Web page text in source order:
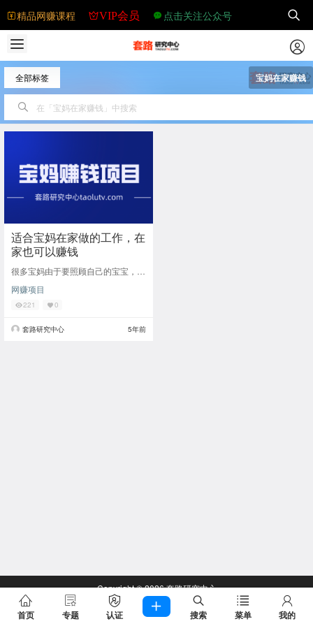
精品网赚课程 VIP会员 点击关注公众号
全部标签 宝妈在家赚钱
适合宝妈在家做的工作，在
家也可以赚钱
很多宝妈由于要照顾自己的宝宝，导
各位宝妈在家做的呢？下面小编找了
一些适合宝妈在
网赚项目
221 0
套路研究中心 5年前
Copyright © 2026套路研究中心
查询 60 次，耗时 0.3556 秒
首页 专题 认证 搜索 菜单 我的